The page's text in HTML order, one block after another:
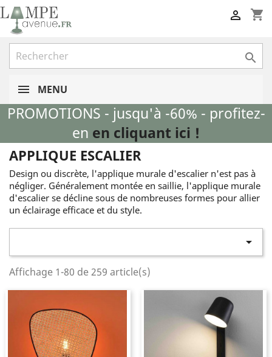
shopping_cart


MENU
PROMOTIONS - jusqu'à -60% - profitez-
en en cliquant ici !
APPLIQUE ESCALIER
Design ou discrète, l'applique murale d'escalier n'est pas à
négliger. Généralement montée en saillie, l'applique murale
d'escalier se décline sous de nombreuses formes pour allier
un éclairage efficace et du style.

Affichage 1-80 de 259 article(s)